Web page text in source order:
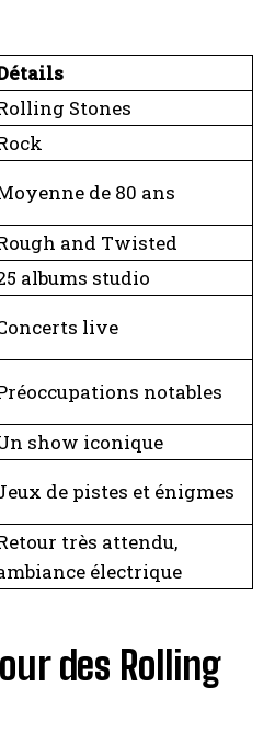
Stones
de 80 ans
and Twisted
albums studio
live
notables
show iconique
de pistes et énigmes
très attendu,
électrique
des Rolling